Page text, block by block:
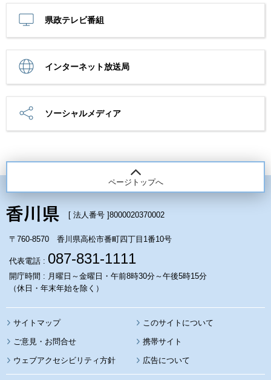
県政テレビ番組
インターネット放送局
ソーシャルメディア
ページトップへ
[ 法人番号 ]8000020370002
〒760-8570 香川県高松市番町四丁目1番10号
代表電話 : 087-831-1111
開庁時間 : 月曜日～金曜日・午前8時30分～午後5時15分
（休日・年末年始を除く）
サイトマップ このサイトについて
携帯サイト
ウェブアクセシビリティ方針 広告について